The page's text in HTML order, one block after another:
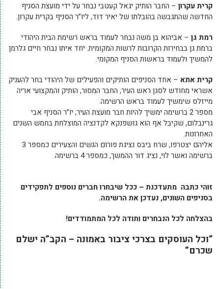
קרית עקרון – החבר הותיק יגאל קעטבי נבחר על ידי מועצת הסניף
החדשה שהתגבשה בהובלתו של יאיר דוד, ליו”ר הסניף בקרית עקרון.
רמת גן – אביהוא בן משה נבחר לעמוד בראש רשימת הבית היהודי
ברמת גן בבחירות הקרובות לרשות המקומית. יחד איתו נבחר חיים גלרמן
להמשיך ולעמוד בראשות הסניף המקומי.
קרית אתא – אחד הסניפים הותיקים והפעילים של היהודי בחר להעניק
אשראי מחודש לסגן ראש העיר, החבר המסור, הותיק והמקצועי אריה
מייזלס שימשיך לעמוד בראש הרשימה.
מספר 2 ברשימה ימשיך להיות חבר מועצת העיר, יו”ר הסניף אבי
גרינבלום, שקיבל אף הוא גושפנקא לקדנציה המוצלחת בחמש השנים
האחרונות.
אליהם יצטרפו, שרח ביבס נציגת פורום הנשים והצעירים כמספר 3
ברשימה ואשר לוי, נציג דור ההמשך, כמספר 4 ברשימה.
זוהי כתבה מתעדכנת – ככל שיבחרו חברים נוספים לתפקידים
בסניפים השונים, נעדכן את הרשימה.
בהצלחה לכל הנבחרים ותודה לכל המתמודדים!
“וכל העוסקים בצרכי ציבור באמונה – הקב”ה ישלם
שכרם”